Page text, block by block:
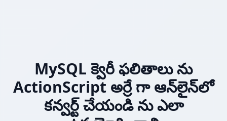
MySQL క్వెరీ ఫలితాలు ను
ActionScript అర్రే గా ఆన్‌లైన్‌లో
కన్వర్ట్ చేయండి ను ఎలా